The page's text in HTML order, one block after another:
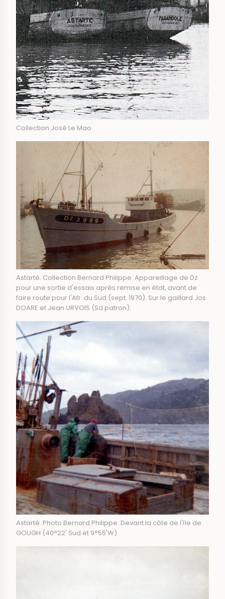
Collection José Le Mao.
Astarté. Collection Bernard Philippe. Appareillage de Dz
pour une sortie d'essais après remise en état, avant de
faire route pour l'Afr. du Sud.(sept. 1970). Sur le gaillard Jos
DOARE et Jean URVOIS (Sd patron).
Astarté. Photo Bernard Philippe. Devant la côte de l'île de
GOUGH (40°22' Sud et 9°55'W).